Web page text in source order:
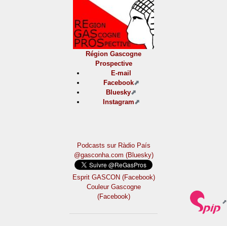
Région Gascogne
Prospective
E-mail
Facebook
Bluesky
Instagram
Podcasts sur Ràdio País
@gasconha.com (Bluesky)
Esprit GASCON (Facebook)
Couleur Gascogne
(Facebook)